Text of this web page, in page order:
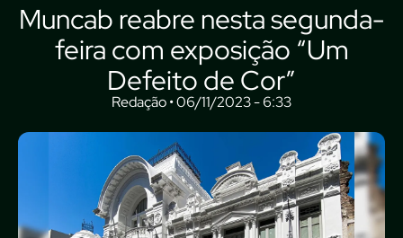
Muncab reabre nesta segunda-
feira com exposição “Um
Defeito de Cor”
Redação • 06/11/2023 - 6:33